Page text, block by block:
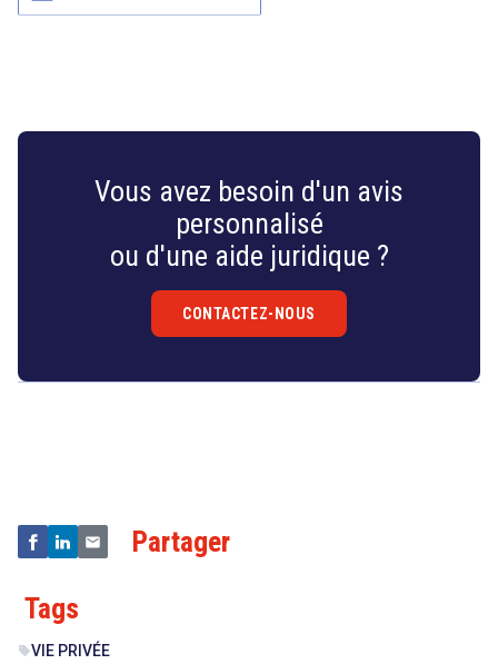
Vous avez besoin d'un avis
personnalisé
ou d'une aide juridique ?
CONTACTEZ-NOUS
Partager
Tags
sellVIE PRIVÉE